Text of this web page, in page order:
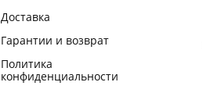
Доставка
Гарантии и возврат
Политика
конфиденциальности